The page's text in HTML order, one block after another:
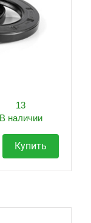
13
В наличии
Купить